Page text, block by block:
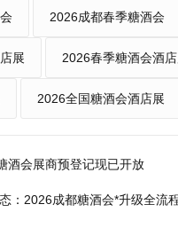
有限公司
公司
际贸易有限公司
味食品有限责任公司
管理有限公司
2026成都春季糖酒会
展 2026春季糖酒会酒
2026全国糖酒会酒店展
酒会展商预登记现已开放
：2026成都糖酒会*升级全流